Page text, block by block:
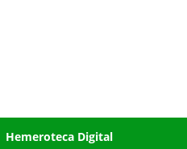
Hemeroteca Digital